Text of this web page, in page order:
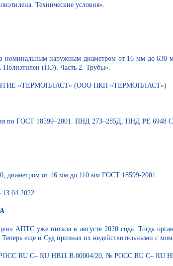
Технические условия».
номинальным наружным диаметром от 16 мм до
Полиэтилен (ПЭ). Часть 2. Трубы».
«ТЕРМОПЛАСТ» (ООО ПКП «ТЕРМОПЛАСТ»)
по ГОСТ 18599–2001. ПНД 273–285Д, ПНД РЕ
диаметром от 16 мм до 110 мм ГОСТ 18599-2001.
АПТС уже писала в августе 2020 года. Тогда
еще и Суд признал их недействительными с
RU С– RU.НВ11.В.00004/20, № РОСС RU С–